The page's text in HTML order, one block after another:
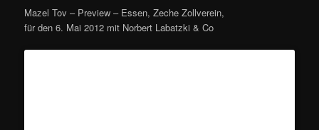
Mazel Tov – Preview – Essen, Zeche Zollverein,
für den 6. Mai 2012 mit Norbert Labatzki & Co